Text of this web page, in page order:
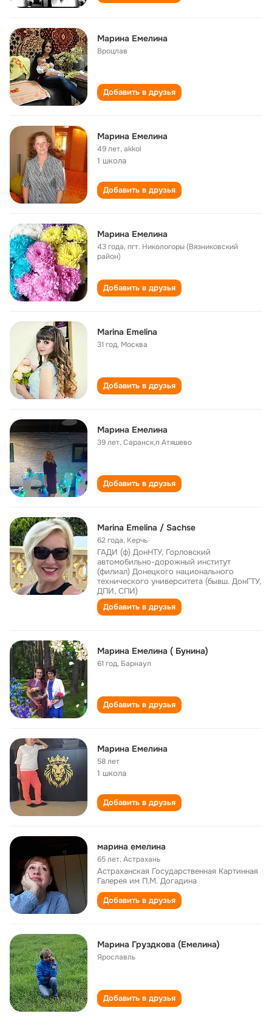
Марина Емелина
Вроцлав
Добавить в друзья
Марина Емелина
49 лет,akkol
1 школа
Добавить в друзья
Марина Емелина
43 года,пгт. Никологоры (Вязниковский
район)
Добавить в друзья
Marina Emelina
31 год, Москва
Добавить в друзья
Марина Емелина
39 лет,Саранск,п Атяшево
Добавить в друзья
Marina Emelina / Sachse
62 года, Керчь
ГАДИ (ф) ДонНТУ, Горловский
автомобильно-дорожный институт
(филиал) Донецкого национального
технического университета (бывш. ДонГТУ,
ДПИ, СПИ)
Добавить в друзья
Марина Емелина ( Бунина)
61 год, Барнаул
Добавить в друзья
Марина Емелина
58 лет
1 школа
Добавить в друзья
марина емелина
65 лет,Астрахань
Астраханская Государственная Картинная
Галерея им П.М. Догадина
Добавить в друзья
Марина Груздкова (Емелина)
Ярославль
Добавить в друзья